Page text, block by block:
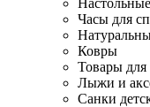
Часы для
Ковры
Товары для
Лыжи и
Санки